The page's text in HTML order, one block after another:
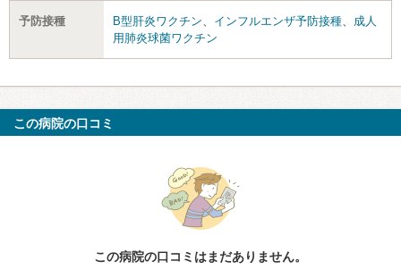
予防接種 B型肝炎ワクチン、 インフルエンザ予防接種、 成人
用肺炎球菌ワクチン
この病院の口コミ
この病院の口コミはまだありません。